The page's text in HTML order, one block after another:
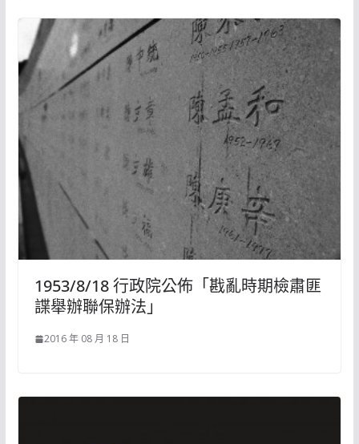
1953/8/18 行政院公佈「戡亂時期檢肅匪
諜舉辦聯保辦法」
2016 年 08 月 18 日